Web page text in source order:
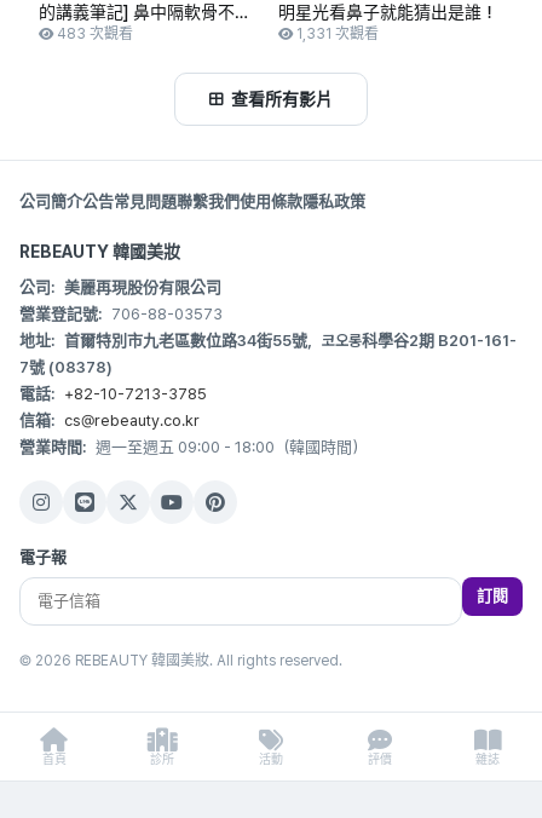
的講義筆記] 鼻中隔軟骨不足
也能使用嗎？ 如何最大限度地
483 次觀看
明星光看鼻子就能猜出是誰！
1,331 次觀看
查看所有影片
公司簡介公告常見問題聯繫我們使用條款隱私政策
REBEAUTY 韓國美妝
公司: 美麗再現股份有限公司
營業登記號: 706-88-03573
地址: 首爾特別市九老區數位路34街55號，코오롱科學谷2期 B201-161-
7號 (08378)
電話: +82-10-7213-3785
信箱: cs@rebeauty.co.kr
營業時間: 週一至週五 09:00 - 18:00（韓國時間）
電子報
訂閱
© 2026 REBEAUTY 韓國美妝. All rights reserved.
首頁 診所 活動 評價 雜誌